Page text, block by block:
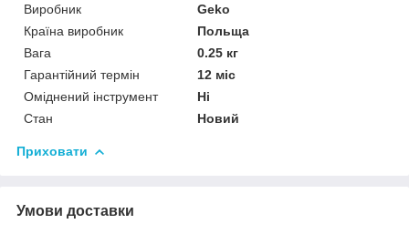
Виробник
Geko
Країна виробник
Польща
Вага
0.25 кг
Гарантійний термін
12 міс
Оміднений інструмент
Ні
Стан
Новий
Приховати
Умови доставки